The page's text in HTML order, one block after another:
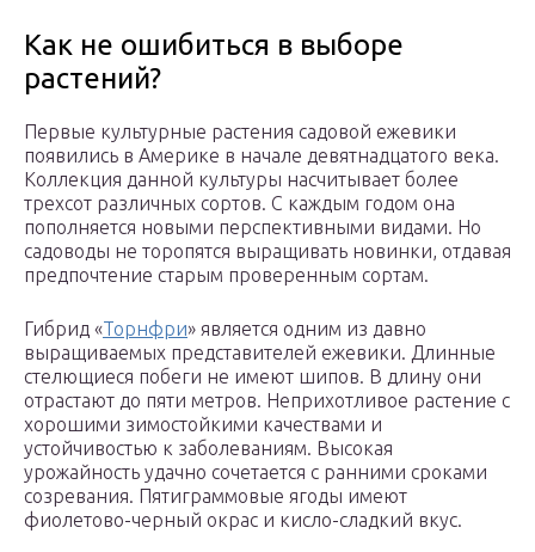
Как не ошибиться в выборе
растений?
Первые культурные растения садовой ежевики
появились в Америке в начале девятнадцатого века.
Коллекция данной культуры насчитывает более
трехсот различных сортов. С каждым годом она
пополняется новыми перспективными видами. Но
садоводы не торопятся выращивать новинки, отдавая
предпочтение старым проверенным сортам.
Гибрид «Торнфри» является одним из давно
выращиваемых представителей ежевики. Длинные
стелющиеся побеги не имеют шипов. В длину они
отрастают до пяти метров. Неприхотливое растение с
хорошими зимостойкими качествами и
устойчивостью к заболеваниям. Высокая
урожайность удачно сочетается с ранними сроками
созревания. Пятиграммовые ягоды имеют
фиолетово-черный окрас и кисло-сладкий вкус.